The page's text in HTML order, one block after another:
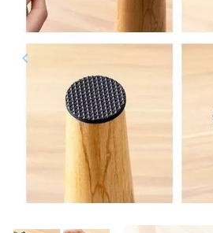
Anterior
keyboard_arrow_left